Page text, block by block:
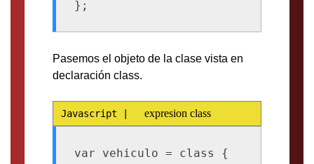
Pasemos el objeto de la clase vista en
declaración class.
expresion class
var vehiculo = class {